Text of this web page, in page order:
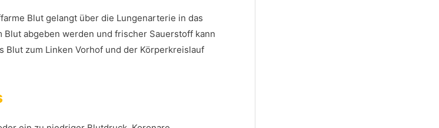
Blut gelangt über die Lungenarterie in das
Blut abgeben werden und frischer Sauerstoff kann
zum Linken Vorhof und der Körperkreislauf